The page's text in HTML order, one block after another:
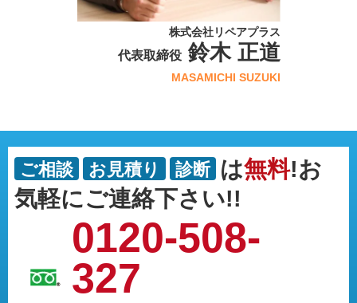
株式会社リペアプラス
代表取締役鈴木 正道
MASAMICHI SUZUKI
ご相談 お見積り 診断 は無料!お
気軽にご連絡下さい!!
0120-508-
327